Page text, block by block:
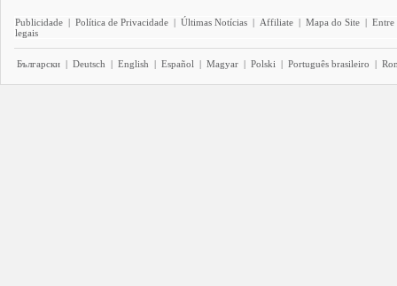
Publicidade | Política de Privacidade | Últimas Notícias | Affiliate | Mapa do Site | Entre
legais
Български | Deutsch | English | Español | Magyar | Polski | Português brasileiro |